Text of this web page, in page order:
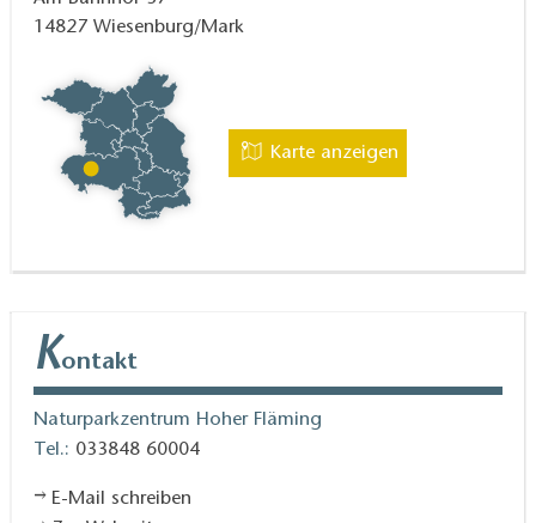
Karten / Literatur:Topografische Freizeitkarte
Naturpark Hoher Fläming, 1:50.000, ISBN 978-3-
7490-4073-5 (Ausgabe 2017)
14827 Wiesenburg/Mark
Karte anzeigen
Kontakt
Naturparkzentrum Hoher Fläming
Tel.: 033848 60004
E-Mail schreiben